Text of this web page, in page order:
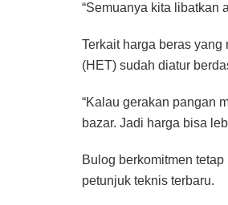
“Semuanya kita libatkan
Terkait harga beras
(HET) sudah diatur
“Kalau gerakan pangan
bazar. Jadi harga bisa
Bulog berkomitmen
petunjuk teknis terbaru.